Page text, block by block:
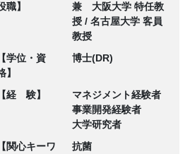
職】
兼 大阪大学 特任教
授 / 名古屋大学 客員
教授
【学位・資
】
博士(DR)
【経 験】
マネジメント経験者
事業開発経験者
大学研究者
【関心キーワ
抗菌